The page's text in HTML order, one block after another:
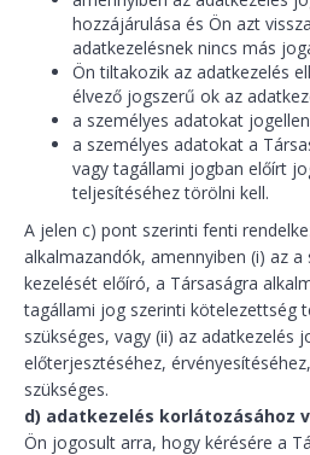
hozzájárulása és Ön azt
adatkezelésnek nincs más
Ön tiltakozik az adatkezelés
élvező jogszerű ok az
a személyes adatokat
a személyes adatokat a
vagy tagállami jogban előírt
teljesítéséhez törölni kell.
A jelen c) pont szerinti fenti
alkalmazandók, amennyiben (i) az
kezelését előíró, a Társaságra
tagállami jog szerinti kötelezettség
szükséges, vagy (ii) az adatkezelés
előterjesztéséhez,
szükséges.
d) adatkezelés korlátozásához
Ön jogosult arra, hogy kérésére a